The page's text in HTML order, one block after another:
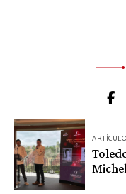
Navegación
de
entradas